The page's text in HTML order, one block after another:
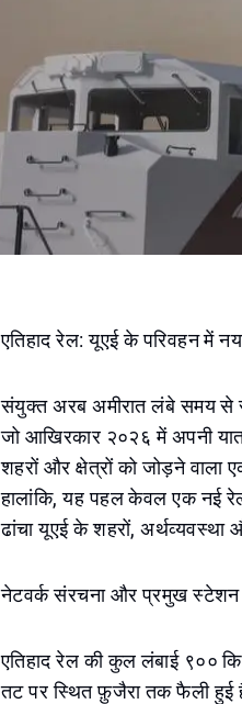
एतिहाद रेल: यूएई के परिवहन में
संयुक्त अरब अमीरात लंबे समय से
जो आखिरकार २०२६ में अपनी
शहरों और क्षेत्रों को जोड़ने वाला
हालांकि, यह पहल केवल एक नई
ढांचा यूएई के शहरों,
नेटवर्क संरचना और प्रमुख स्टेशन
एतिहाद रेल की कुल लंबाई ९००
तट पर स्थित फ़ुजैरा तक फैली हुई